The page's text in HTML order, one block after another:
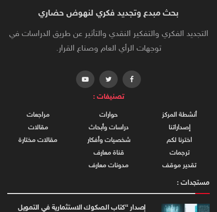
بحث مبدع وتجديد فكري لنهوض حضاري
التجديد الفكري والتفكير النقدي والتأثير عن طريق الدراسات في
توجهات الرأي العام وصناع القرار.
تصنيفات :
أنشطة المركز
إصداراتنا
اخترنا لكم
ترجمات
تقدير موقف
حوارات
دراسات وأبحاث
شخصيات وأفكار
قناة معارف
مدونات معارف
مراجعات
مقالات
مقالات مختارة
مستجدات :
إصدار “كتاب الصكوك الاستثمارية في التمويل